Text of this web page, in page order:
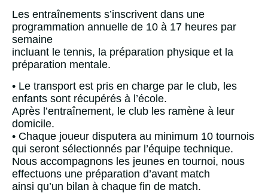
Les entraînements s’inscrivent dans une
programmation annuelle de 10 à 17 heures par
semaine
incluant le tennis, la préparation physique et la
préparation mentale.
• Le transport est pris en charge par le club, les
enfants sont récupérés à l’école.
Après l’entraînement, le club les ramène à leur
domicile.
• Chaque joueur disputera au minimum 10 tournois
qui seront sélectionnés par l’équipe technique.
Nous accompagnons les jeunes en tournoi, nous
effectuons une préparation d’avant match
ainsi qu’un bilan à chaque fin de match.